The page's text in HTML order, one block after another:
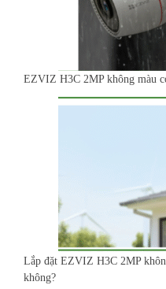
EZVIZ H3C 2MP không màu
Lắp đặt EZVIZ H3C 2MP
không?